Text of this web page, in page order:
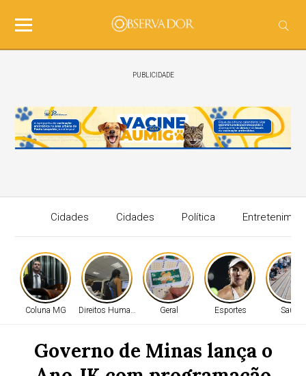
PUBLICIDADE
Cidades Cidades Política
Coluna MG Direitos Humanos Geral Esportes Saúde
Governo de Minas lança o